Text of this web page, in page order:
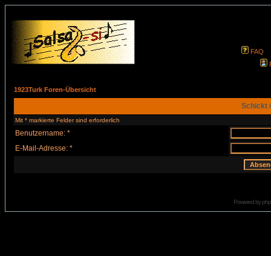
FAQ
1923Turk Foren-Übersicht
Schickt
Mit * markierte Felder sind erforderlich
Benutzername: *
E-Mail-Adresse: *
Powered by